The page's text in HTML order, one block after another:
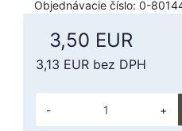
Objednávacie číslo: 0-
3,50 EUR
3,13 EUR bez DPH
- +